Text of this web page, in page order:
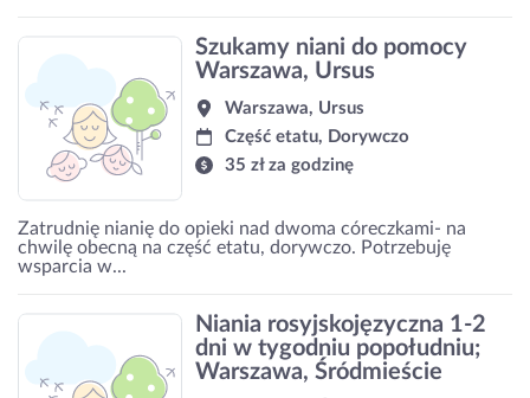
Szukamy niani do pomocy
Warszawa, Ursus
Warszawa, Ursus
Część etatu, Dorywczo
35 zł za godzinę
Zatrudnię nianię do opieki nad dwoma córeczkami- na
chwilę obecną na część etatu, dorywczo. Potrzebuję
wsparcia w...
Niania rosyjskojęzyczna 1-2
dni w tygodniu popołudniu;
Warszawa, Śródmieście